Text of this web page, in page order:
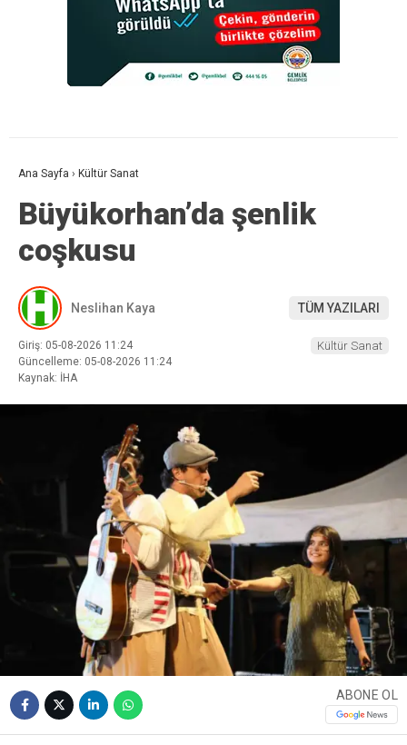
Ana Sayfa › Kültür Sanat
Büyükorhan’da şenlik
coşkusu
Neslihan Kaya TÜM YAZILARI
Giriş: 05-08-2026 11:24
Güncelleme: 05-08-2026 11:24
Kaynak: İHA
Kültür Sanat
ABONE OL